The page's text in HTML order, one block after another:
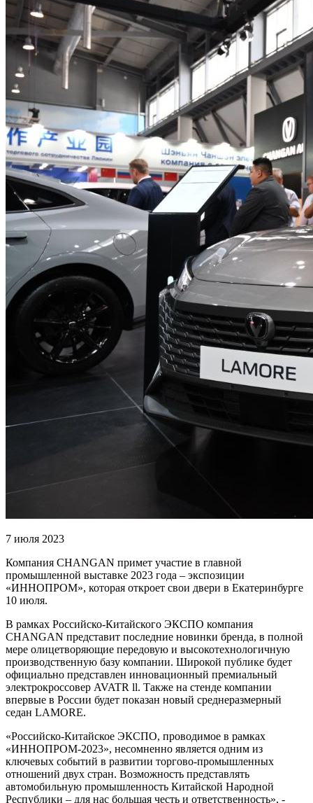
7 июля 2023
Компания CHANGAN примет участие в главной
промышленной выставке 2023 года – экспозиции
«ИННОПРОМ», которая откроет свои двери в Екатеринбурге
10 июля.
В рамках Российско-Китайского ЭКСПО компания
CHANGAN представит последние новинки бренда, в полной
мере олицетворяющие передовую и высокотехнологичную
производственную базу компании. Широкой публике будет
официально представлен инновационный премиальный
электрокроссовер AVATR ll. Также на стенде компании
впервые в России будет показан новый среднеразмерный
седан LAMORE.
«Российско-Китайское ЭКСПО, проводимое в рамках
«ИННОПРОМ-2023», несомненно является одним из
ключевых событий в развитии торгово-промышленных
отношений двух стран. Возможность представлять
автомобильную промышленность Китайской Народной
Республики – для нас большая честь и ответственность», -